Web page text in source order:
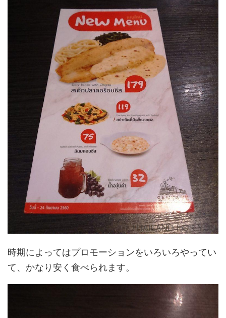
時期によってはプロモーションをいろいろやってい
て、かなり安く食べられます。